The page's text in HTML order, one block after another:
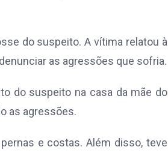
do suspeito. A vítima relatou à
as agressões que sofria.
do suspeito na casa da mãe do
as agressões.
e costas. Além disso, teve